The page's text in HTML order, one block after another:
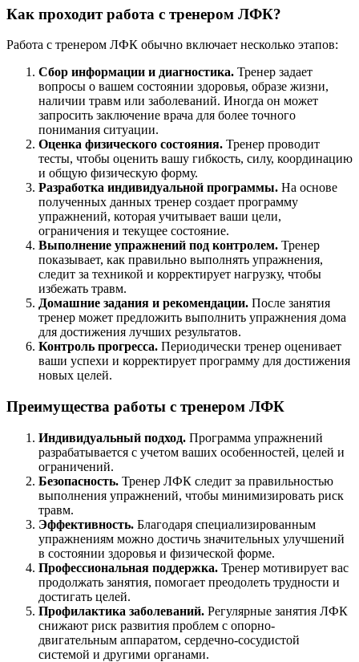
Как проходит работа с тренером ЛФК?
Работа с тренером ЛФК обычно включает несколько этапов:
Сбор информации и диагностика. Тренер задает
вопросы о вашем состоянии здоровья, образе жизни,
наличии травм или заболеваний. Иногда он может
запросить заключение врача для более точного
понимания ситуации.
Оценка физического состояния. Тренер проводит
тесты, чтобы оценить вашу гибкость, силу, координацию
и общую физическую форму.
Разработка индивидуальной программы. На основе
полученных данных тренер создает программу
упражнений, которая учитывает ваши цели,
ограничения и текущее состояние.
Выполнение упражнений под контролем. Тренер
показывает, как правильно выполнять упражнения,
следит за техникой и корректирует нагрузку, чтобы
избежать травм.
Домашние задания и рекомендации. После занятия
тренер может предложить выполнить упражнения дома
для достижения лучших результатов.
Контроль прогресса. Периодически тренер оценивает
ваши успехи и корректирует программу для достижения
новых целей.
Преимущества работы с тренером ЛФК
Индивидуальный подход. Программа упражнений
разрабатывается с учетом ваших особенностей, целей и
ограничений.
Безопасность. Тренер ЛФК следит за правильностью
выполнения упражнений, чтобы минимизировать риск
травм.
Эффективность. Благодаря специализированным
упражнениям можно достичь значительных улучшений
в состоянии здоровья и физической форме.
Профессиональная поддержка. Тренер мотивирует вас
продолжать занятия, помогает преодолеть трудности и
достигать целей.
Профилактика заболеваний. Регулярные занятия ЛФК
снижают риск развития проблем с опорно-
двигательным аппаратом, сердечно-сосудистой
системой и другими органами.